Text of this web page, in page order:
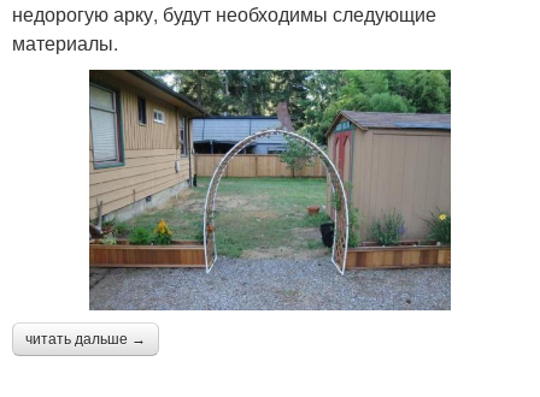
недорогую арку, будут необходимы следующие
материалы.
читать дальше →